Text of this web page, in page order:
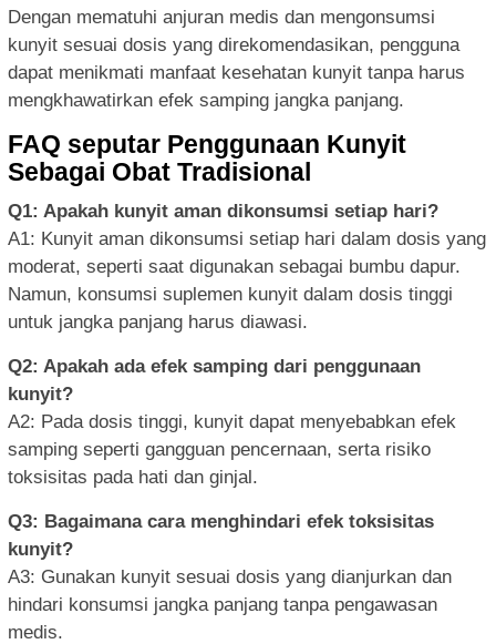
Dengan mematuhi anjuran medis dan mengonsumsi
kunyit sesuai dosis yang direkomendasikan, pengguna
dapat menikmati manfaat kesehatan kunyit tanpa harus
mengkhawatirkan efek samping jangka panjang.
FAQ seputar Penggunaan Kunyit
Sebagai Obat Tradisional
Q1: Apakah kunyit aman dikonsumsi setiap hari?
A1: Kunyit aman dikonsumsi setiap hari dalam dosis yang
moderat, seperti saat digunakan sebagai bumbu dapur.
Namun, konsumsi suplemen kunyit dalam dosis tinggi
untuk jangka panjang harus diawasi.
Q2: Apakah ada efek samping dari penggunaan
kunyit?
A2: Pada dosis tinggi, kunyit dapat menyebabkan efek
samping seperti gangguan pencernaan, serta risiko
toksisitas pada hati dan ginjal.
Q3: Bagaimana cara menghindari efek toksisitas
kunyit?
A3: Gunakan kunyit sesuai dosis yang dianjurkan dan
hindari konsumsi jangka panjang tanpa pengawasan
medis.